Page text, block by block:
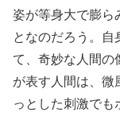
姿が等身大で膨ら
となのだろう。自
て、奇妙な人間の
が表す人間は、微
っとした刺激でも